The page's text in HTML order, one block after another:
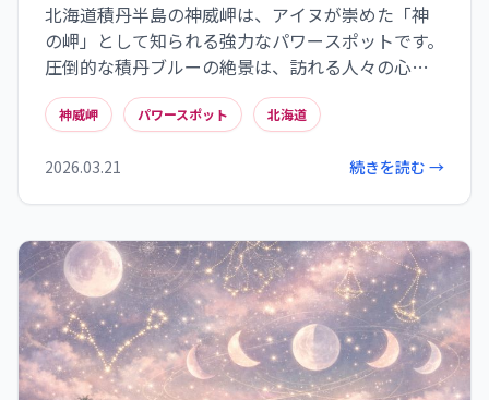
北海道積丹半島の神威岬は、アイヌが崇めた「神
の岬」として知られる強力なパワースポットです。
圧倒的な積丹ブルーの絶景は、訪れる人々の心身
を深く浄化し、チャレンカの悲恋伝説から恋愛運
アップのご利益も期待できます。遊歩道「チャレン
の壮大なエネルギーと一体となるスピリチュアル
な体験ができます。心身のリフレッシュと良縁を求
感してください。
神威岬 パワースポット 北海道
2026.03.21 続きを読む →